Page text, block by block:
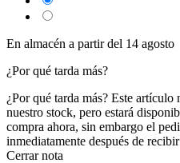
En almacén a partir del 14 agosto
¿Por qué tarda más?
¿Por qué tarda más? Este artículo
nuestro stock, pero estará
compra ahora, sin embargo el
inmediatamente después de
Cerrar nota